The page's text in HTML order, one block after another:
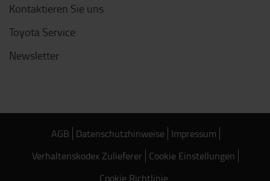
Kontaktieren Sie uns
Toyota Service
Newsletter
AGB Datenschutzhinweise Impressum
Verhaltenskodex Zulieferer Cookie Einstellungen
Cookie Richtlinie